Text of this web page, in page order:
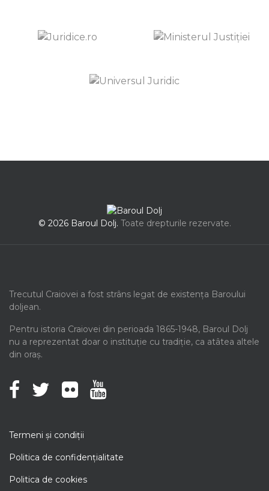
© 2026 Baroul Dolj. Toate drepturile rezervate.
Trecutul Craiovei a fost strâns legat de existența Baroului
doljean.
Pentru istoria Craiovei din perioada 1865-1948, Baroul Dolj
nu a reprezentat doar o instituție cu tradiție, ca atâtea altele
din oraș.
Termeni şi condiţii
Politica de confidenţialitate
Politica de cookies